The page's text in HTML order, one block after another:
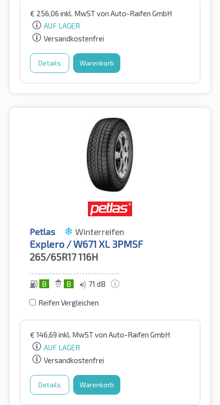
€ 256,06 inkl. MwSTvon Auto-Raifen GmbH
AUF LAGER
Versandkostenfrei
Details Warenkorb
Petlas Winterreifen
Explero / W671 XL 3PMSF
265/65R17116H
B B 71 dB
Reifen Vergleichen
€ 146,69 inkl. MwSTvon Auto-Raifen GmbH
AUF LAGER
Versandkostenfrei
Details Warenkorb